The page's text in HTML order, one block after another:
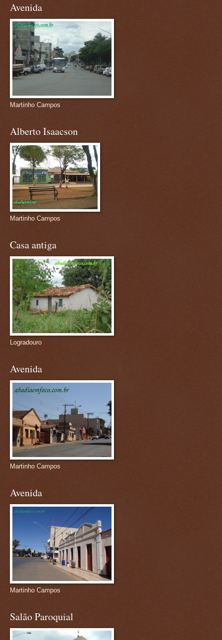
Avenida
Martinho Campos
Alberto Isaacson
Martinho Campos
Casa antiga
Logradouro
Avenida
Martinho Campos
Avenida
Martinho Campos
Salão Paroquial